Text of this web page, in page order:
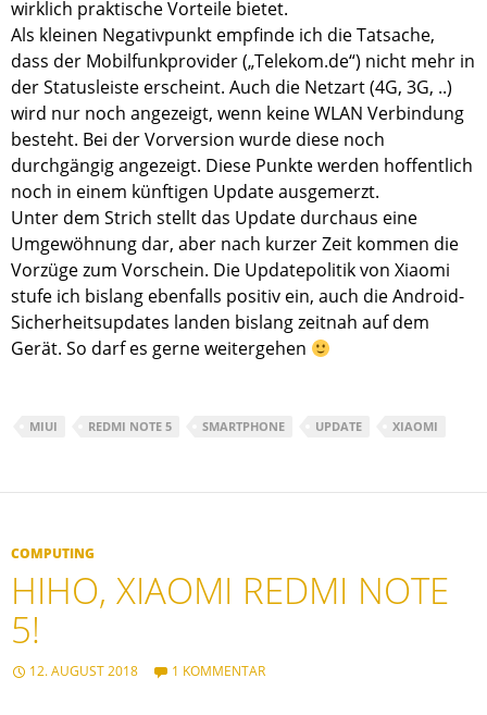
wirklich praktische Vorteile bietet.
Als kleinen Negativpunkt empfinde ich die Tatsache,
dass der Mobilfunkprovider („Telekom.de“) nicht mehr in
der Statusleiste erscheint. Auch die Netzart (4G, 3G, ..)
wird nur noch angezeigt, wenn keine WLAN Verbindung
besteht. Bei der Vorversion wurde diese noch
durchgängig angezeigt. Diese Punkte werden hoffentlich
noch in einem künftigen Update ausgemerzt.
Unter dem Strich stellt das Update durchaus eine
Umgewöhnung dar, aber nach kurzer Zeit kommen die
Vorzüge zum Vorschein. Die Updatepolitik von Xiaomi
stufe ich bislang ebenfalls positiv ein, auch die Android-
Sicherheitsupdates landen bislang zeitnah auf dem
Gerät. So darf es gerne weitergehen
MIUI REDMI NOTE 5 SMARTPHONE UPDATE XIAOMI
COMPUTING
HIHO, XIAOMI REDMI NOTE
5!
12. AUGUST 2018 1 KOMMENTAR